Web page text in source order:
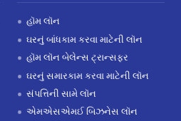
હૉમ લૉન
ઘરનું બાંધકામ કરવા માટેની લૉન
હૉમ લૉન બેલેન્સ ટ્રાન્સફર
ઘરનું સમારકામ કરવા માટેની લૉન
સંપત્તિની સામે લૉન
એમએસએમઈ બિઝનેસ લૉન